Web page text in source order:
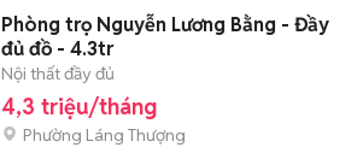
Phòng trọ Nguyễn Lương Bằng - Đầy
đủ đồ - 4.3tr
Nội thất đầy đủ
4,3 triệu/tháng
Phường Láng Thượng